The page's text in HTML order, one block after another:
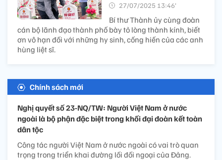
27/07/2025 13:46’
Bí thư Thành ủy cùng đoàn
cán bộ lãnh đạo thành phố bày tỏ lòng thành kính, biết
ơn vô hạn đối với những hy sinh, cống hiến của các anh
hùng liệt sĩ.
Chính sách mới
Nghị quyết số 23-NQ/TW: Người Việt Nam ở nước
ngoài là bộ phận đặc biệt trong khối đại đoàn kết toàn
dân tộc
Công tác người Việt Nam ở nước ngoài có vai trò quan
trọng trong triển khai đường lối đối ngoại của Đảng.